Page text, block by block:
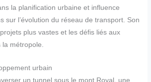
la planification urbaine et influence
sur l’évolution du réseau de transport. Son
plus vastes et les défis liés aux
la métropole.
urbain
un tunnel sous le mont Royal, une